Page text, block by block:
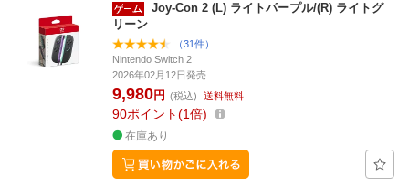
Joy-Con 2 (L) ライトパープル/(R) ライトグ
リーン
（31件）
Nintendo Switch 2
2026年02月12日発売
9,980円 (税込) 送料無料
90ポイント 1倍
在庫あり